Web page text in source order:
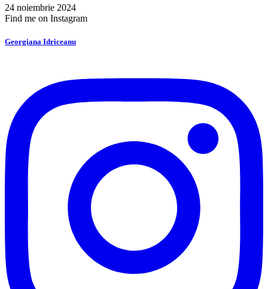
24 noiembrie 2024
Find me on Instagram
Georgiana Idriceanu